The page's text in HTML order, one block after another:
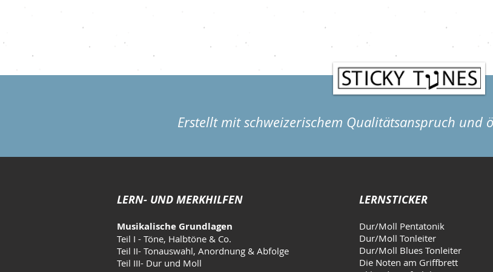
Erstellt mit schweizerischem Qualitätsanspruch und
LERN- UND MERKHILFEN
Musikalische Grundlagen
Teil I - Töne, Halbtöne & Co.
Teil II- Tonauswahl, Anordnung & Abfolge
Teil III- Dur und Moll
LERNSTICKER
Dur/Moll Pentatonik
Dur/Moll Tonleiter
Dur/Moll Blues Tonleiter
Die Noten am Griffbrett